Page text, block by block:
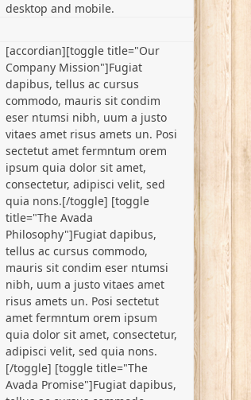
desktop and mobile.
[accordian][toggle title="Our
Company Mission"]Fugiat
dapibus, tellus ac cursus
commodo, mauris sit condim
eser ntumsi nibh, uum a justo
vitaes amet risus amets un. Posi
sectetut amet fermntum orem
ipsum quia dolor sit amet,
consectetur, adipisci velit, sed
quia nons.[/toggle] [toggle
title="The Avada
Philosophy"]Fugiat dapibus,
tellus ac cursus commodo,
mauris sit condim eser ntumsi
nibh, uum a justo vitaes amet
risus amets un. Posi sectetut
amet fermntum orem ipsum
quia dolor sit amet, consectetur,
adipisci velit, sed quia nons.
[/toggle] [toggle title="The
Avada Promise"]Fugiat dapibus,